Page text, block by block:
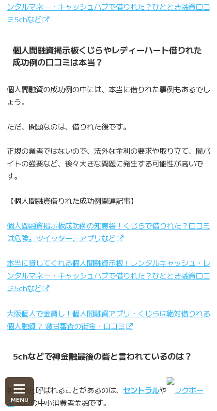
ンタルマネー・キャッシュハブで借りれた？ひととき融資口コ
ミ5chなど
個人間融資掲示板くじらやレディーハート借りれた
成功例の口コミは本当？
個人間融資の成功例の中には、本当に借りれた事例もあるでし
ょう。
ただ、問題なのは、借りれた後です。
正規の業者ではないので、法外な金利の要求や取り立て、闇バ
イトの強要など、後々大きな問題に発生する可能性が高いで
す。
【個人間融資借りれた成功例関連記事】
個人間融資掲示板成功例の知恵袋！くじらで借りれた？口コミ
は危険。ツイッター、アプリなど
本当に貸してくれる個人間融資示板！レンタルキャッシュ・レ
ンタルマネー・キャッシュハブで借りれた？ひととき融資口コ
ミ5chなど
大阪個人で金貸し！個人間融資アプリ・くじらは絶対借りれる
個人融資？ 激甘審査の街金・口コミ
5chなどで神金融最後の砦と言われているのは？
神金融と呼ばれることがあるのは、 セントラルや
フクホー
などの中小消費者金融です。